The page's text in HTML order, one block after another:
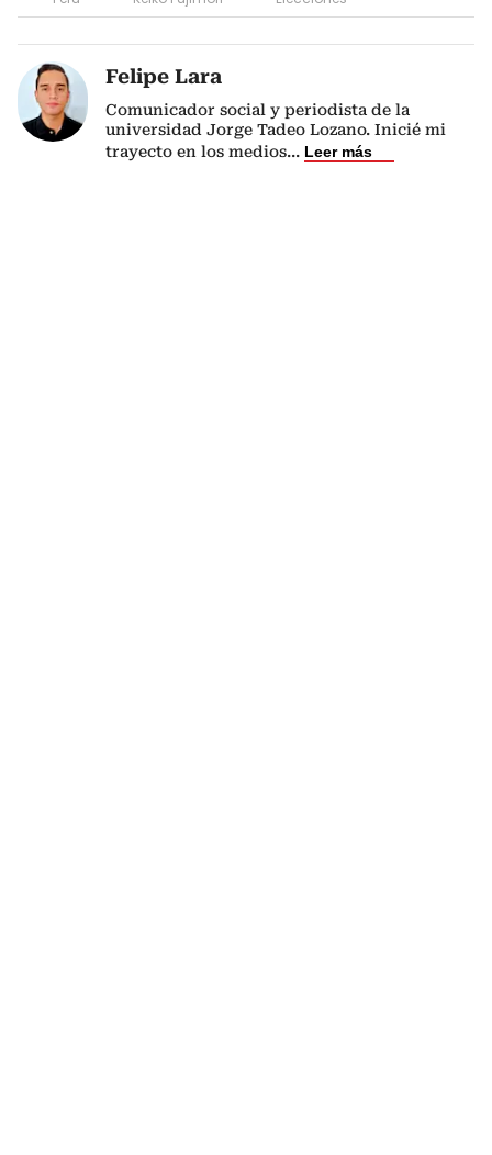
Felipe Lara
Comunicador social y periodista de la
universidad Jorge Tadeo Lozano. Inicié mi
trayecto en los medios... Leer más